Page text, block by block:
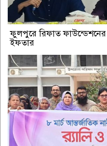
ফুলপুরে রিফাত
ইফতার